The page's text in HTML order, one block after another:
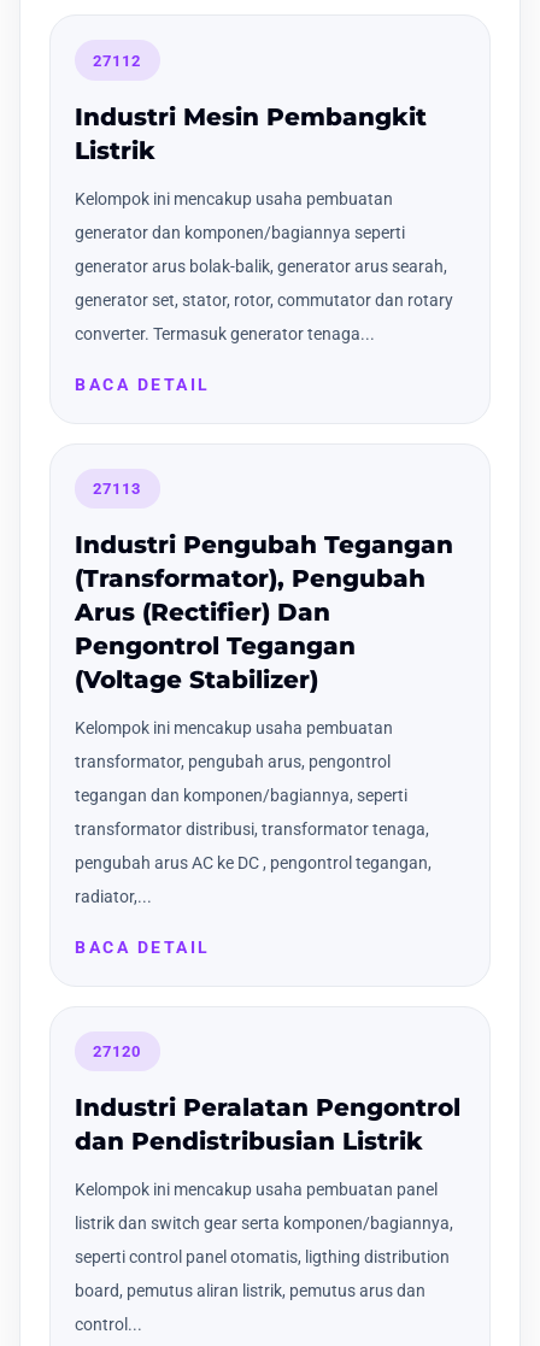
27112
Industri Mesin Pembangkit
Listrik
Kelompok ini mencakup usaha pembuatan
generator dan komponen/bagiannya seperti
generator arus bolak-balik, generator arus searah,
generator set, stator, rotor, commutator dan rotary
converter. Termasuk generator tenaga...
BACA DETAIL
27113
Industri Pengubah Tegangan
(Transformator), Pengubah
Arus (Rectifier) Dan
Pengontrol Tegangan
(Voltage Stabilizer)
Kelompok ini mencakup usaha pembuatan
transformator, pengubah arus, pengontrol
tegangan dan komponen/bagiannya, seperti
transformator distribusi, transformator tenaga,
pengubah arus AC ke DC , pengontrol tegangan,
radiator,...
BACA DETAIL
27120
Industri Peralatan Pengontrol
dan Pendistribusian Listrik
Kelompok ini mencakup usaha pembuatan panel
listrik dan switch gear serta komponen/bagiannya,
seperti control panel otomatis, ligthing distribution
board, pemutus aliran listrik, pemutus arus dan
control...